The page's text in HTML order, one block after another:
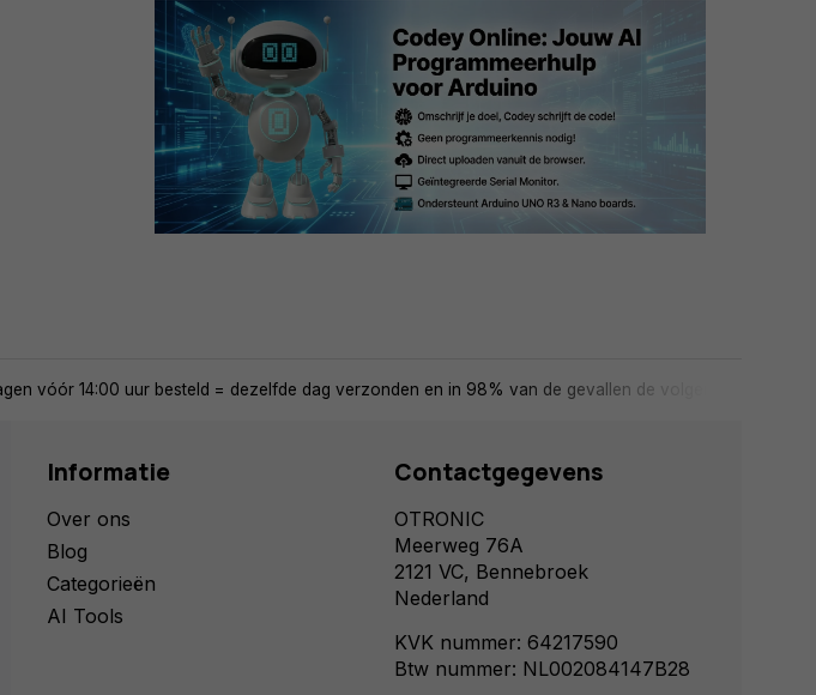
vóór 14:00 uur besteld = dezelfde dag verzonden en in 98% van de gevallen de volgende dag in
Informatie
Over ons
Blog
Categorieën
AI Tools
Contactgegevens
OTRONIC
Meerweg 76A
2121 VC, Bennebroek
Nederland
KVK nummer: 64217590
Btw nummer: NL002084147B28